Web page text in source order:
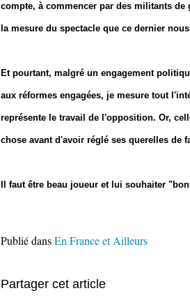
compte, à commencer par des militants
la mesure du spectacle que ce dernier
Et pourtant, malgré un engagement
aux réformes engagées, je mesure tout
représente le travail de l'opposition. Or,
chose avant d'avoir réglé ses querelles de
Il faut être beau joueur et lui souhaiter
Publié dansEn France et Ailleurs
Partager cet article